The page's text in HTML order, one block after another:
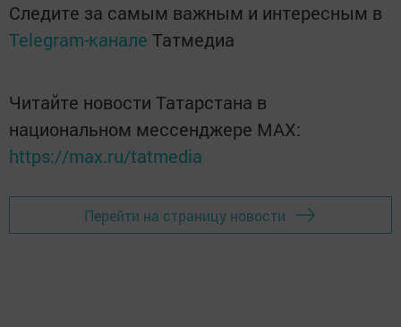
Следите за самым важным и интересным в
Telegram-канале Татмедиа
Читайте новости Татарстана в
национальном мессенджере MАХ:
https://max.ru/tatmedia
Перейти на страницу новости